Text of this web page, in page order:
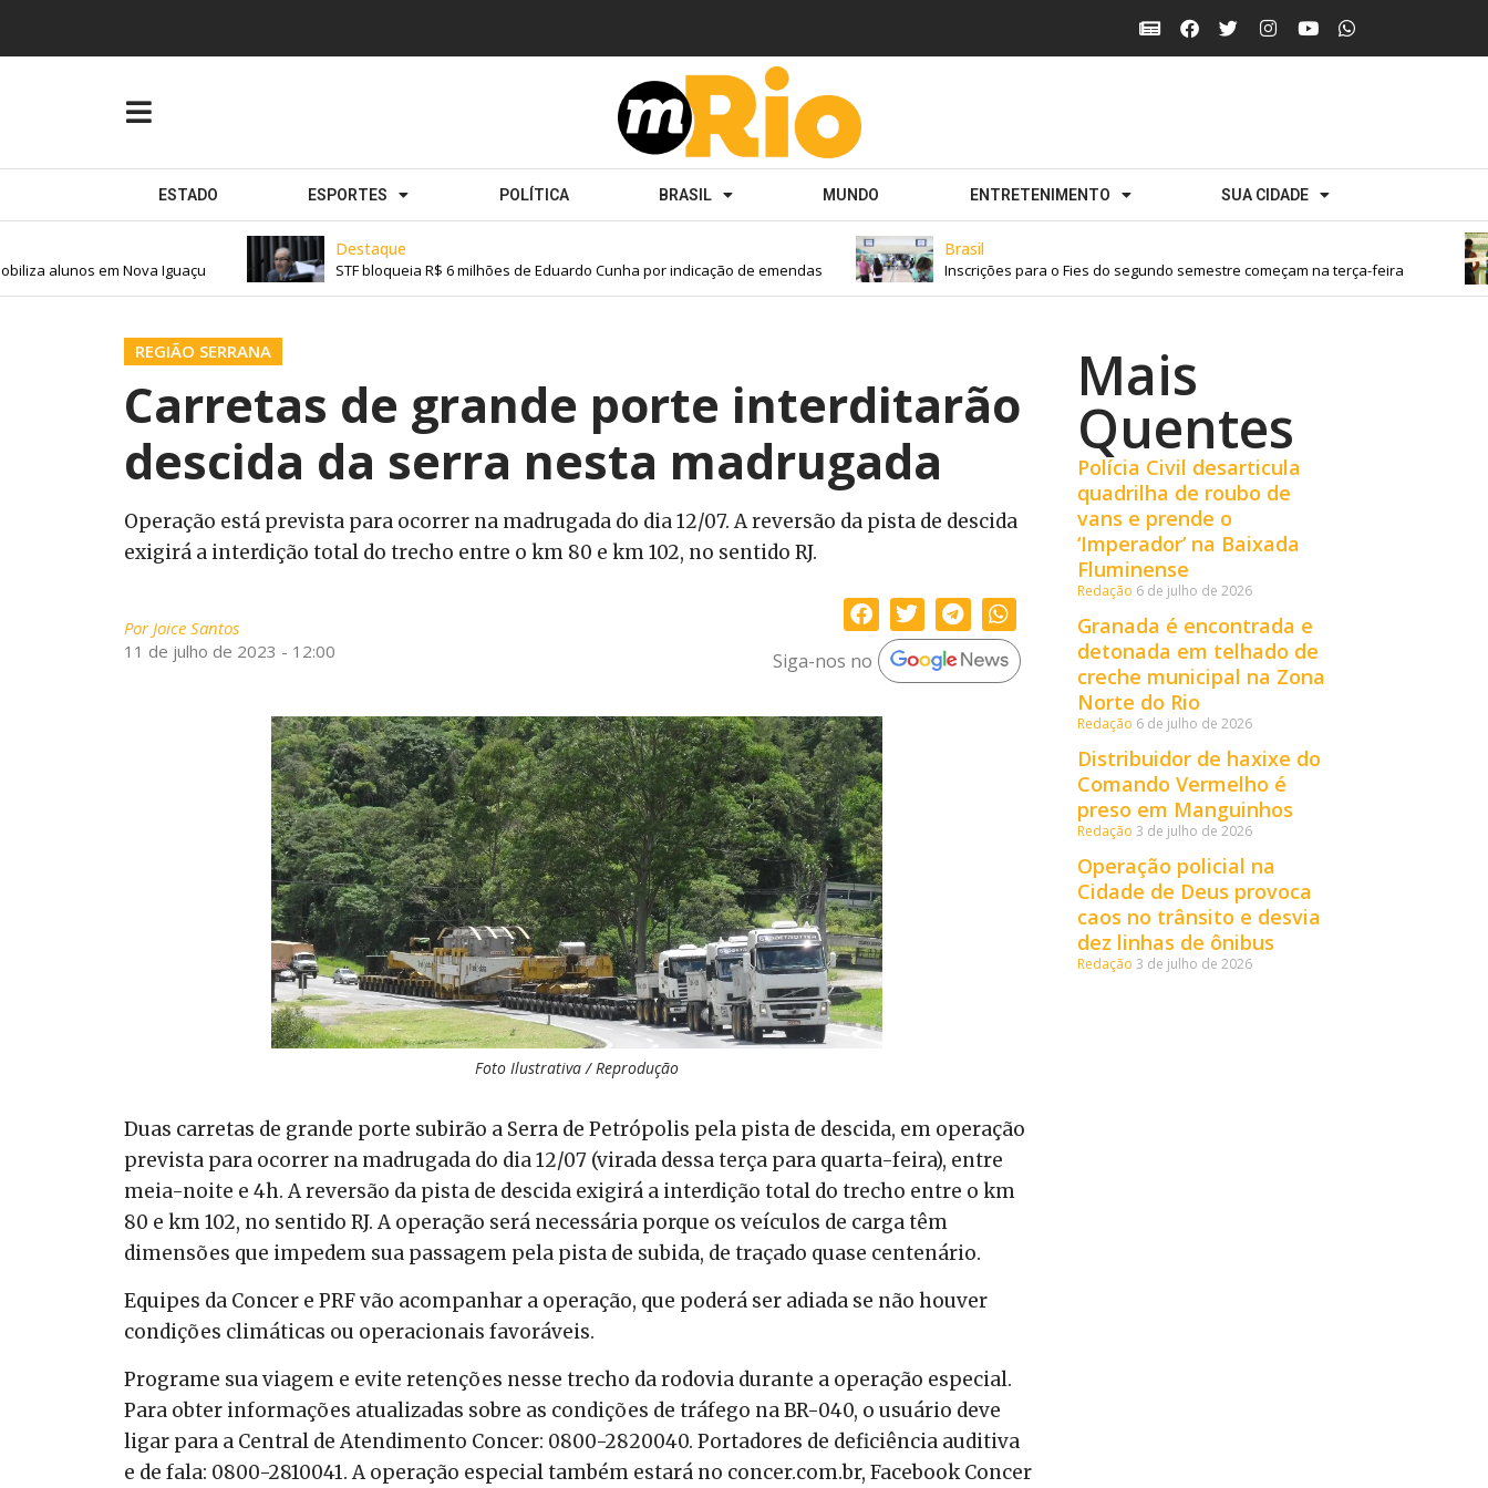
ESTADO ESPORTES POLÍTICA BRASIL MUNDO ENTRETENIMENTO SUA CIDADE
Destaque
STF bloqueia R$ 6 milhões de Eduardo Cunha por indicação de emendas
Brasil
Inscrições para o Fies do segundo semestre começam na terça-feira
alunos em Nova Iguaçu
REGIÃO SERRANA
Carretas de grande porte interditarão
descida da serra nesta madrugada
Operação está prevista para ocorrer na madrugada do dia 12/07. A reversão da pista de descida
exigirá a interdição total do trecho entre o km 80 e km 102, no sentido RJ.
PorJoice Santos
11 de julho de 2023 - 12:00
Siga-nos no
Foto Ilustrativa / Reprodução
Duas carretas de grande porte subirão a Serra de Petrópolis pela pista de descida, em operação
prevista para ocorrer na madrugada do dia 12/07 (virada dessa terça para quarta-feira), entre
meia-noite e 4h. A reversão da pista de descida exigirá a interdição total do trecho entre o km
80 e km 102, no sentido RJ. A operação será necessária porque os veículos de carga têm
dimensões que impedem sua passagem pela pista de subida, de traçado quase centenário.
Equipes da Concer e PRF vão acompanhar a operação, que poderá ser adiada se não houver
condições climáticas ou operacionais favoráveis.
Programe sua viagem e evite retenções nesse trecho da rodovia durante a operação especial.
Para obter informações atualizadas sobre as condições de tráfego na BR-040, o usuário deve
ligar para a Central de Atendimento Concer: 0800-2820040. Portadores de deficiência auditiva
e de fala: 0800-2810041. A operação especial também estará no concer.com.br, Facebook Concer
Mais
Quentes
Polícia Civil desarticula
quadrilha de roubo de
vans e prende o
‘Imperador’ na Baixada
Fluminense
Redação 6 de julho de 2026
Granada é encontrada e
detonada em telhado de
creche municipal na Zona
Norte do Rio
Redação 6 de julho de 2026
Distribuidor de haxixe do
Comando Vermelho é
preso em Manguinhos
Redação 3 de julho de 2026
Operação policial na
Cidade de Deus provoca
caos no trânsito e desvia
dez linhas de ônibus
Redação 3 de julho de 2026